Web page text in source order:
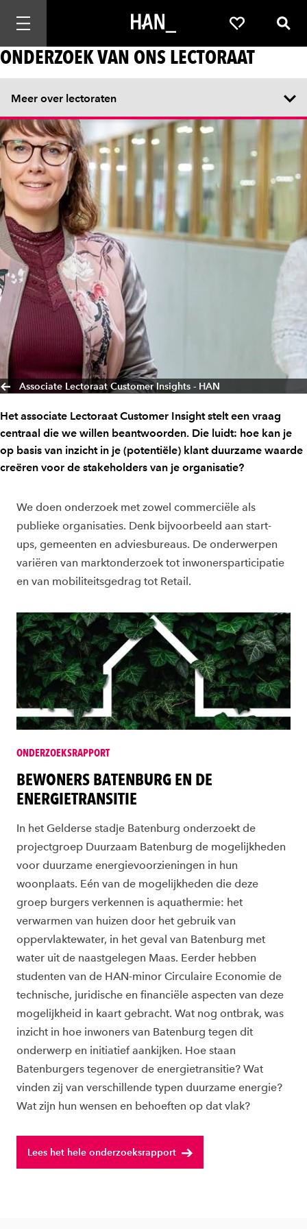
Mobiele navigatie openen Favorieten
ONDERZOEK VAN ONS LECTORAAT
Meer over lectoraten
Associate Lectoraat Customer Insights - HAN
Het associate Lectoraat Customer Insight stelt een vraag
centraal die we willen beantwoorden. Die luidt: hoe kan je
op basis van inzicht in je (potentiële) klant duurzame waarde
creëren voor de stakeholders van je organisatie?
We doen onderzoek met zowel commerciële als
publieke organisaties. Denk bijvoorbeeld aan start-
ups, gemeenten en adviesbureaus. De onderwerpen
variëren van marktonderzoek tot inwonersparticipatie
en van mobiliteitsgedrag tot Retail.
ONDERZOEKSRAPPORT
BEWONERS BATENBURG EN DE
ENERGIETRANSITIE
In het Gelderse stadje Batenburg onderzoekt de
projectgroep Duurzaam Batenburg de mogelijkheden
voor duurzame energievoorzieningen in hun
woonplaats. Eén van de mogelijkheden die deze
groep burgers verkennen is aquathermie: het
verwarmen van huizen door het gebruik van
oppervlaktewater, in het geval van Batenburg met
water uit de naastgelegen Maas. Eerder hebben
studenten van de HAN-minor Circulaire Economie de
technische, juridische en financiële aspecten van deze
mogelijkheid in kaart gebracht. Wat nog ontbrak, was
inzicht in hoe inwoners van Batenburg tegen dit
onderwerp en initiatief aankijken. Hoe staan
Batenburgers tegenover de energietransitie? Wat
vinden zij van verschillende typen duurzame energie?
Wat zijn hun wensen en behoeften op dat vlak?
Lees het hele onderzoeksrapport